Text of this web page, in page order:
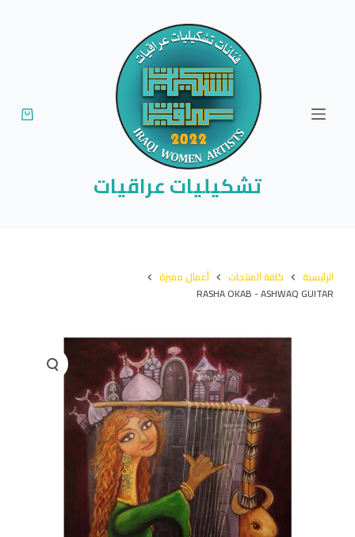
تشكيليات عراقيات
الرئيسية كافة المنتجات
أعمال مميزة
RASHA OKAB - ASHWAQ GUITAR